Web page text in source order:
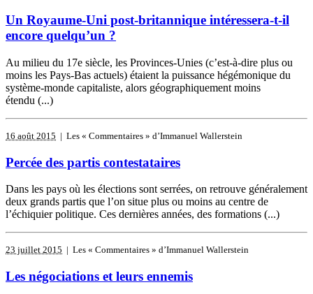
Un Royaume-Uni post-britannique intéressera-t-il
encore quelqu’un ?
Au milieu du 17e siècle, les Provinces-Unies (c’est-à-dire plus ou
moins les Pays-Bas actuels) étaient la puissance hégémonique du
système-monde capitaliste, alors géographiquement moins
étendu (...)
16 août 2015 | Les « Commentaires » d’Immanuel Wallerstein
Percée des partis contestataires
Dans les pays où les élections sont serrées, on retrouve généralement
deux grands partis que l’on situe plus ou moins au centre de
l’échiquier politique. Ces dernières années, des formations (...)
23 juillet 2015 | Les « Commentaires » d’Immanuel Wallerstein
Les négociations et leurs ennemis